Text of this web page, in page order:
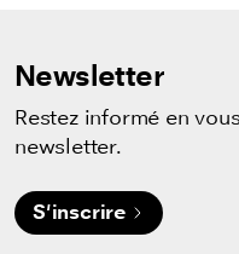
Newsletter
Restez informé en
newsletter.
S'inscrire